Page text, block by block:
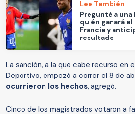
Lee También
Pregunté a
quién ganará
Francia y
resultado
La sanción, a la que cabe recurso en
Deportivo, empezó a correr el 8 de
ocurrieron los hechos, agregó.
Cinco de los magistrados votaron a